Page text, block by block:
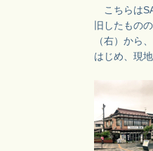
こちらは
旧したもの
（右）から
はじめ、現